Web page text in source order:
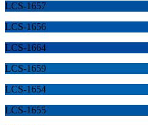
LCS-1657
LCS-1656
LCS-1664
LCS-1659
LCS-1654
LCS-1655